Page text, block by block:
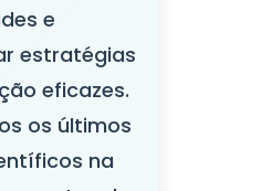
e
estratégias
eficazes.
os últimos
na